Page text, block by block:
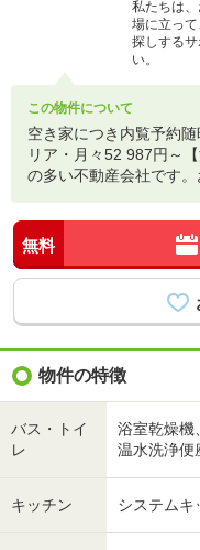
私たちは
場に立っ
探しする
い。
この物件について
空き家につき内覧予約
リア・月々52 987円～
の多い不動産会社です
無料
物件の特徴
バス・トイ
レ
浴室乾燥機
温水洗浄便
キッチン システムキ